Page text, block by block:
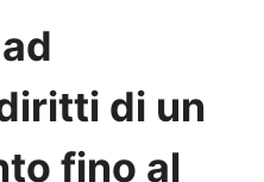
di un
fino al